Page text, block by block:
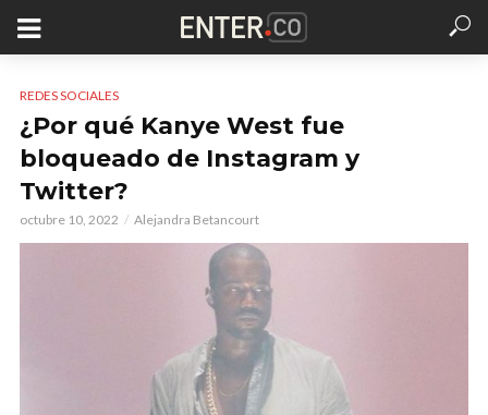
REDES SOCIALES
¿Por qué Kanye West fue
bloqueado de Instagram y
Twitter?
octubre 10, 2022 Alejandra Betancourt